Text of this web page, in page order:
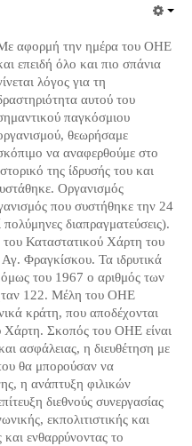
αφορμή την ημέρα του ΟΗΕ
επειδή όλο και πιο σπάνια
λόγος για τη
αυτού του
παγκόσμιου
θεωρήσαμε
να αναφερθούμε στο
της ίδρυσής του και
Οργανισμός
που συστήθηκε την 24
διαπραγματεύσεις).
Καταστατικού Χάρτη του
Φραγκίσκου. Τα ιδρυτικά
του 1967 ο αριθμός των
122. Μέλη του ΟΗΕ
κράτη, που αποδέχονται
Χάρτη. Σκοπός του ΟΗΕ είναι
ασφάλειας, η διευθέτηση με
θα μπορούσαν να
η ανάπτυξη φιλικών
διεθνούς συνεργασίας
εκπολιτιστικής και
ενθαρρύνοντας το